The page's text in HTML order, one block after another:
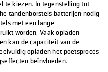
te kiezen. In tegenstelling tot
tandenborstels batterijen nodig
met een lange
worden. Vaak opladen
kan de capaciteit van de
opladen het poetsproces
beïnvloeden.